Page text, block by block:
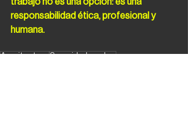
responsabilidad ética, profesional y
humana.
ArquitecturaSeguridad en obra